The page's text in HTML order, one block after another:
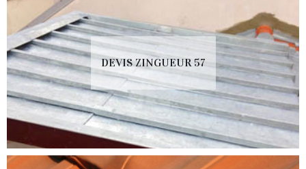
DEVIS ZINGUEUR 57